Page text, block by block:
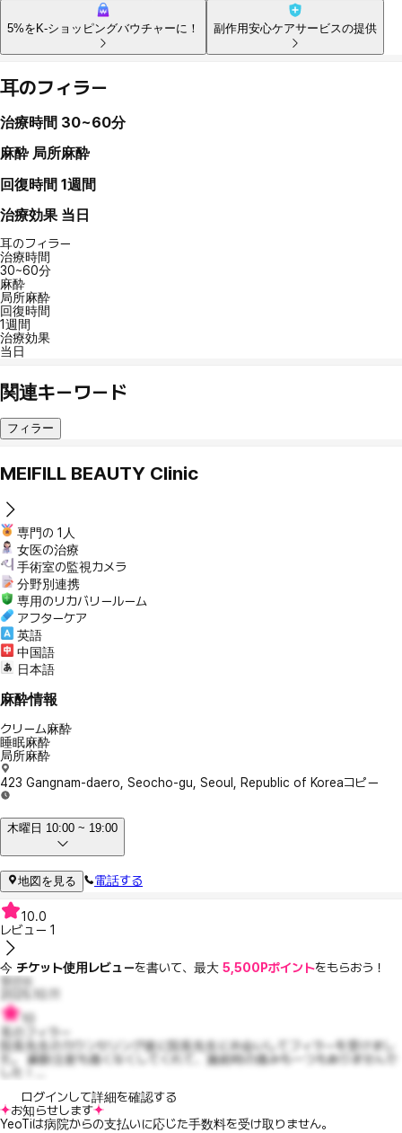
5%をK-ショッピングバウチャーに！ 副作用安心ケアサービスの提供
耳のフィラー
治療時間 30~60分
麻酔 局所麻酔
回復時間 1週間
治療効果 当日
耳のフィラー
治療時間
30~60分
麻酔
局所麻酔
回復時間
1週間
治療効果
当日
関連キーワード
フィラー
MEIFILL BEAUTY Clinic
専門の 1人
女医の治療
手術室の監視カメラ
分野別連携
専用のリカバリールーム
アフターケア
英語
中国語
日本語
麻酔情報
クリーム麻酔
睡眠麻酔
局所麻酔
423 Gangnam-daero, Seocho-gu, Seoul, Republic of Koreaコピー
木曜日 10:00 ~ 19:00
地図を見る 電話する
10.0
レビュー 1
今 チケット使用レビューを書いて、最大 5,500Pポイントをもらおう！
정선쓰
2025.10.11
10
耳のフィラー
院長先生のカウンセリング後に院長先生にお会いしてフィラーを受けまし
た。 麻酔注射も痛くなくしてくれて、施術時の痛みも一つもありませんで
ログインして詳細を確認する
お知らせします
YeoTiは病院からの支払いに応じた手数料を受け取りません。